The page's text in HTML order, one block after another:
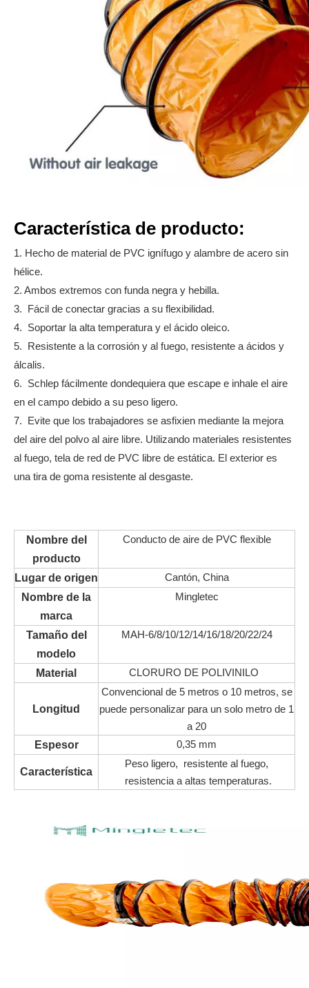
Característica de producto:
1. Hecho de material de PVC ignífugo y alambre de acero sin
hélice.
2. Ambos extremos con funda negra y hebilla.
3. Fácil de conectar gracias a su flexibilidad.
4. Soportar la alta temperatura y el ácido oleico.
5. Resistente a la corrosión y al fuego, resistente a ácidos y
álcalis.
6. Schlep fácilmente dondequiera que escape e inhale el aire
en el campo debido a su peso ligero.
7. Evite que los trabajadores se asfixien mediante la mejora
del aire del polvo al aire libre. Utilizando materiales resistentes
al fuego, tela de red de PVC libre de estática. El exterior es
una tira de goma resistente al desgaste.
Nombre del
producto
Conducto de aire de PVC flexible
Lugar de origen
Cantón, China
Nombre de la
marca
Mingletec
Tamaño del
modelo
MAH-6/8/10/12/14/16/18/20/22/24
Material CLORURO DE POLIVINILO
Longitud
Convencional de 5 metros o 10 metros, se
puede personalizar para un solo metro de 1
a 20
Espesor
0,35 mm
Característica
Peso ligero, resistente al fuego,
resistencia a altas temperaturas.